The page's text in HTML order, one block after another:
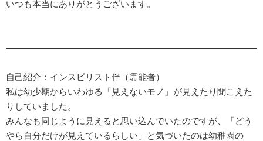
いつも本当にありがとうございます。
自己紹介：インスピリスト伴（霊能者）
私は幼少期からいわゆる「見えないモノ」が見えたり聞こえた
りしていました。
みんなも同じように見えると思い込んでいたのですが、「どう
やら自分だけが見えているらしい」と気づいたのは幼稚園の